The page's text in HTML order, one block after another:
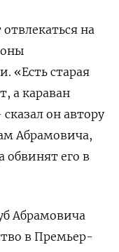
на
«Есть старая
а караван
он автору
Абрамовича,
обвинят его в
Абрамовича
в Премьер-